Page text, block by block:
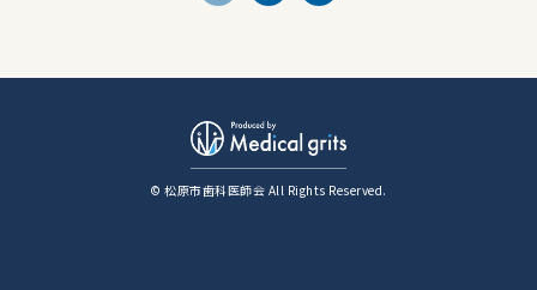
© 松原市歯科医師会 All Rights Reserved.